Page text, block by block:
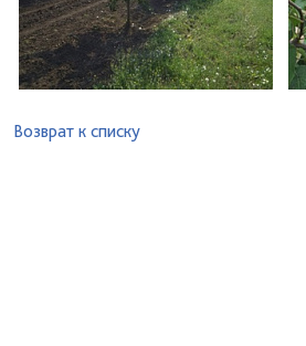
Возврат к списку